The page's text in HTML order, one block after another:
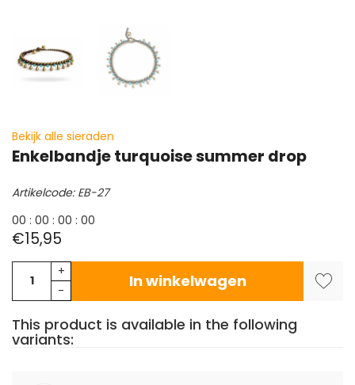
Bekijk alle sieraden
Enkelbandje turquoise summer drop
Artikelcode: EB-27
00 : 00 : 00 : 00
€15,95
+
-
In winkelwagen
This product is available in the following
variants: